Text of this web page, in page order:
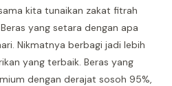
kita tunaikan zakat fitrah
yang setara dengan apa
Nikmatnya berbagi jadi lebih
yang terbaik. Beras yang
dengan derajat sosoh 95%,